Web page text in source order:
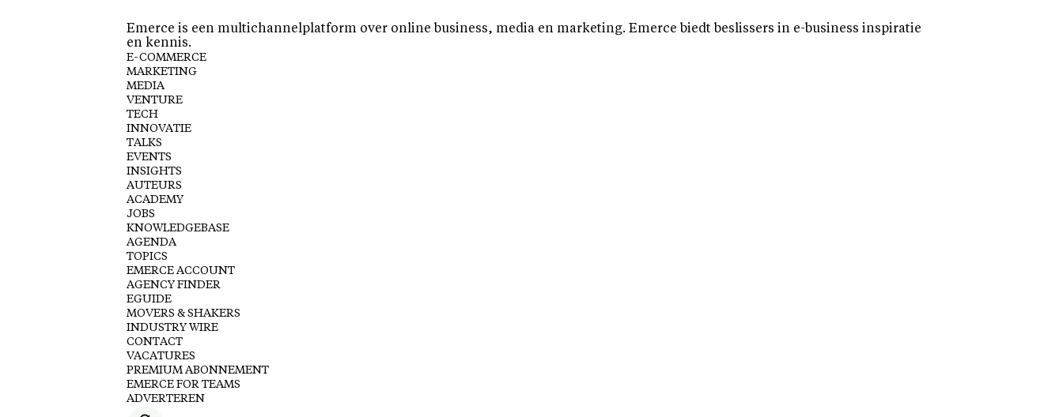
Emerce is een multichannelplatform over online business, media en marketing. Emerce biedt beslissers in e-business inspiratie
en kennis.
E-COMMERCE
MARKETING
MEDIA
VENTURE
TECH
INNOVATIE
TALKS
EVENTS
INSIGHTS
AUTEURS
ACADEMY
JOBS
KNOWLEDGEBASE
AGENDA
TOPICS
EMERCE ACCOUNT
AGENCY FINDER
EGUIDE
MOVERS & SHAKERS
INDUSTRY WIRE
CONTACT
VACATURES
PREMIUM ABONNEMENT
EMERCE FOR TEAMS
ADVERTEREN